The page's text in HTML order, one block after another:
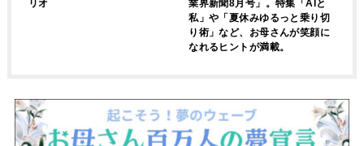
リオ
業界新聞8月号」。特集「AIと
私」や「夏休みゆるっと乗り切
り術」など、お母さんが笑顔に
なれるヒントが満載。